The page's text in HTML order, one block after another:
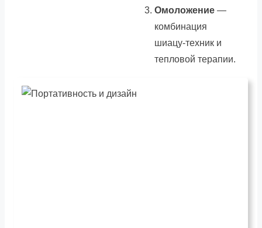
Омоложение —
комбинация
шиацу-техник и
тепловой терапии.